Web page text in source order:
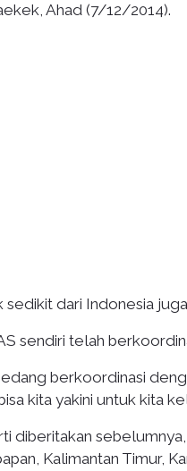
Ahad (7/12/2014).
sedikit dari Indonesia
sendiri telah
berkoordinasi
kita yakini untuk kita
diberitakan
Kalimantan Timur,